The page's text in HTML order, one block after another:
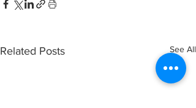
Related Posts See All